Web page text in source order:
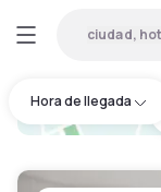
ciudad,
Hora de llegada